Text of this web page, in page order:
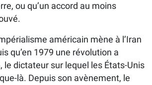
ou qu’un accord au moins
américain mène à l’Iran
qu’en 1979 une révolution a
le dictateur sur lequel les États-Unis
là. Depuis son avènement, le